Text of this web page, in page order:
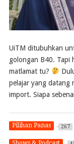
UiTM ditubuhkan
golongan B40. Tapi
matlamat tu?
pelajar yang datang
import. Siapa
Pilihan Panas 267